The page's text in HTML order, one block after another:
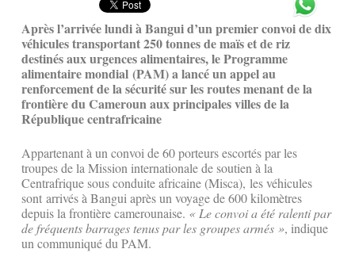
Après l’arrivée lundi à Bangui d’un premier convoi de dix
véhicules transportant 250 tonnes de maïs et de riz
destinés aux urgences alimentaires, le Programme
alimentaire mondial (PAM) a lancé un appel au
renforcement de la sécurité sur les routes menant de la
frontière du Cameroun aux principales villes de la
République centrafricaine
Appartenant à un convoi de 60 porteurs escortés par les
troupes de la Mission internationale de soutien à la
Centrafrique sous conduite africaine (Misca), les véhicules
sont arrivés à Bangui après un voyage de 600 kilomètres
depuis la frontière camerounaise. « Le convoi a été ralenti par
de fréquents barrages tenus par les groupes armés », indique
un communiqué du PAM.